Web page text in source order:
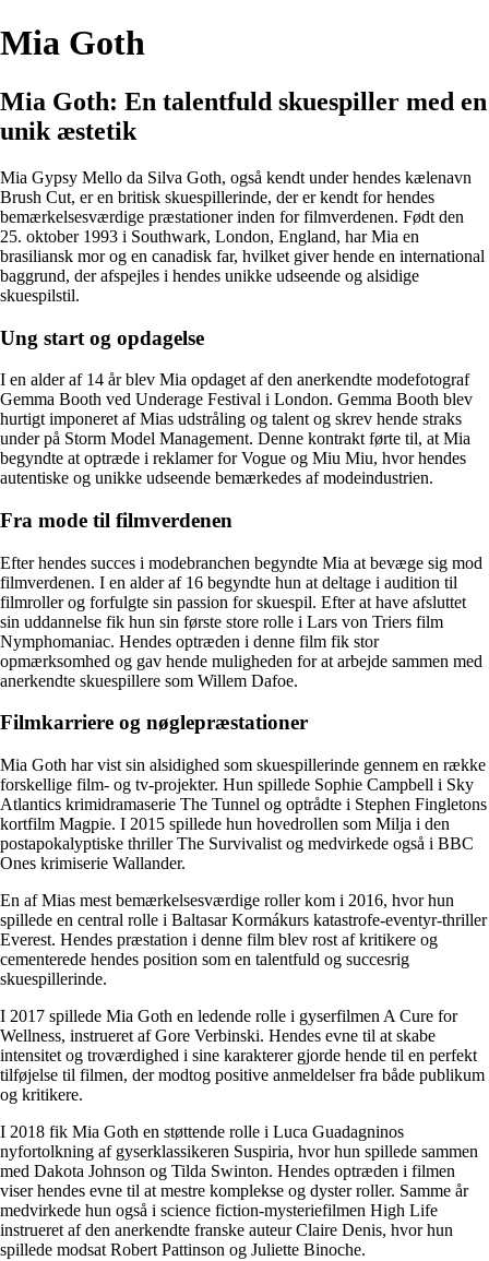
Mia Goth
Mia Goth: En talentfuld skuespiller med en
unik æstetik
Mia Gypsy Mello da Silva Goth, også kendt under hendes kælenavn
Brush Cut, er en britisk skuespillerinde, der er kendt for hendes
bemærkelsesværdige præstationer inden for filmverdenen. Født den
25. oktober 1993 i Southwark, London, England, har Mia en
brasiliansk mor og en canadisk far, hvilket giver hende en international
baggrund, der afspejles i hendes unikke udseende og alsidige
skuespilstil.
Ung start og opdagelse
I en alder af 14 år blev Mia opdaget af den anerkendte modefotograf
Gemma Booth ved Underage Festival i London. Gemma Booth blev
hurtigt imponeret af Mias udstråling og talent og skrev hende straks
under på Storm Model Management. Denne kontrakt førte til, at Mia
begyndte at optræde i reklamer for Vogue og Miu Miu, hvor hendes
autentiske og unikke udseende bemærkedes af modeindustrien.
Fra mode til filmverdenen
Efter hendes succes i modebranchen begyndte Mia at bevæge sig mod
filmverdenen. I en alder af 16 begyndte hun at deltage i audition til
filmroller og forfulgte sin passion for skuespil. Efter at have afsluttet
sin uddannelse fik hun sin første store rolle i Lars von Triers film
Nymphomaniac. Hendes optræden i denne film fik stor
opmærksomhed og gav hende muligheden for at arbejde sammen med
anerkendte skuespillere som Willem Dafoe.
Filmkarriere og nøglepræstationer
Mia Goth har vist sin alsidighed som skuespillerinde gennem en række
forskellige film- og tv-projekter. Hun spillede Sophie Campbell i Sky
Atlantics krimidramaserie The Tunnel og optrådte i Stephen Fingletons
kortfilm Magpie. I 2015 spillede hun hovedrollen som Milja i den
postapokalyptiske thriller The Survivalist og medvirkede også i BBC
Ones krimiserie Wallander.
En af Mias mest bemærkelsesværdige roller kom i 2016, hvor hun
spillede en central rolle i Baltasar Kormákurs katastrofe-eventyr-thriller
Everest. Hendes præstation i denne film blev rost af kritikere og
cementerede hendes position som en talentfuld og succesrig
skuespillerinde.
I 2017 spillede Mia Goth en ledende rolle i gyserfilmen A Cure for
Wellness, instrueret af Gore Verbinski. Hendes evne til at skabe
intensitet og troværdighed i sine karakterer gjorde hende til en perfekt
tilføjelse til filmen, der modtog positive anmeldelser fra både publikum
og kritikere.
I 2018 fik Mia Goth en støttende rolle i Luca Guadagninos
nyfortolkning af gyserklassikeren Suspiria, hvor hun spillede sammen
med Dakota Johnson og Tilda Swinton. Hendes optræden i filmen
viser hendes evne til at mestre komplekse og dyster roller. Samme år
medvirkede hun også i science fiction-mysteriefilmen High Life
instrueret af den anerkendte franske auteur Claire Denis, hvor hun
spillede modsat Robert Pattinson og Juliette Binoche.